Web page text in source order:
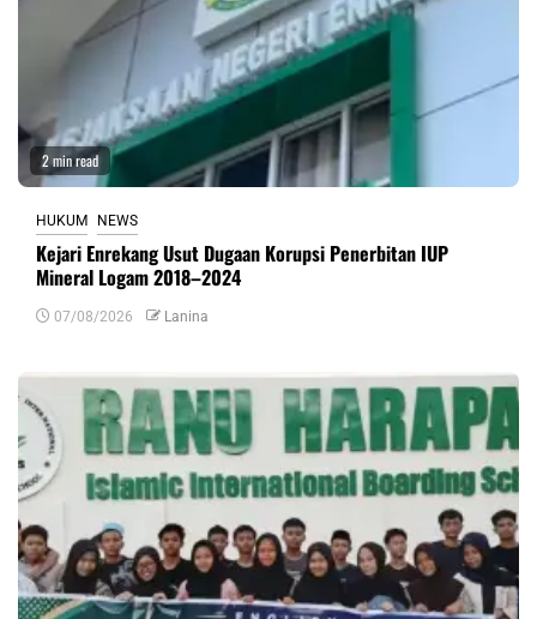
2 min read
HUKUM NEWS
Kejari Enrekang Usut Dugaan Korupsi Penerbitan IUP
Mineral Logam 2018–2024
07/08/2026 Lanina